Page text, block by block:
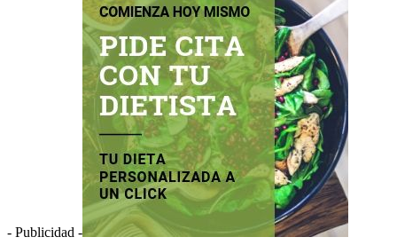
- Publicidad -